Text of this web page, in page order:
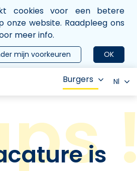
cookies voor een betere
onze website. Raadpleeg ons
meer info.
OK
mijn voorkeuren
Burgers Nl
is